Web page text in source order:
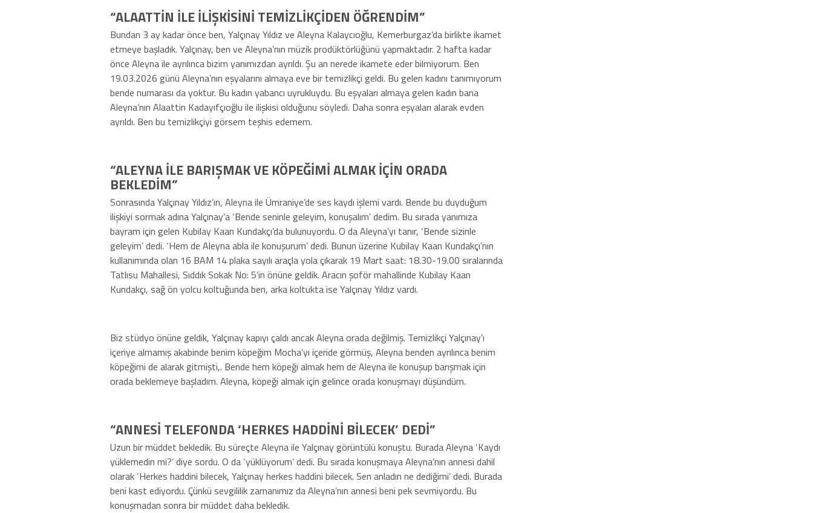
“ALAATTİN İLE İLİŞKİSİNİ TEMİZLİKÇİDEN ÖĞRENDİM”
Bundan 3 ay kadar önce ben, Yalçınay Yıldız ve Aleyna Kalaycıoğlu, Kemerburgaz’da birlikte ikamet
etmeye başladık. Yalçınay, ben ve Aleyna’nın müzik prodüktörlüğünü yapmaktadır. 2 hafta kadar
önce Aleyna ile ayrılınca bizim yanımızdan ayrıldı. Şu an nerede ikamete eder bilmiyorum. Ben
19.03.2026 günü Aleyna’nın eşyalarını almaya eve bir temizlikçi geldi. Bu gelen kadını tanımıyorum
bende numarası da yoktur. Bu kadın yabancı uyrukluydu. Bu eşyaları almaya gelen kadın bana
Aleyna’nın Alaattin Kadayıfçıoğlu ile ilişkisi olduğunu söyledi. Daha sonra eşyaları alarak evden
ayrıldı. Ben bu temizlikçiyi görsem teşhis edemem.
“ALEYNA İLE BARIŞMAK VE KÖPEĞİMİ ALMAK İÇİN ORADA
BEKLEDİM”
Sonrasında Yalçınay Yıldız’ın, Aleyna ile Ümraniye’de ses kaydı işlemi vardı. Bende bu duyduğum
ilişkiyi sormak adına Yalçınay’a ‘Bende seninle geleyim, konuşalım’ dedim. Bu sırada yanımıza
bayram için gelen Kubilay Kaan Kundakçı’da bulunuyordu. O da Aleyna’yı tanır, ‘Bende sizinle
geleyim’ dedi. ‘Hem de Aleyna abla ile konuşurum’ dedi. Bunun üzerine Kubilay Kaan Kundakçı’nın
kullanımında olan 16 BAM 14 plaka sayılı araçla yola çıkarak 19 Mart saat: 18.30-19.00 sıralarında
Tatlısu Mahallesi, Sıddık Sokak No: 5’in önüne geldik. Aracın şoför mahallinde Kubilay Kaan
Kundakçı, sağ ön yolcu koltuğunda ben, arka koltukta ise Yalçınay Yıldız vardı.
Biz stüdyo önüne geldik, Yalçınay kapıyı çaldı ancak Aleyna orada değilmiş. Temizlikçi Yalçınay’ı
içeriye almamış akabinde benim köpeğim Mocha’yı içeride görmüş, Aleyna benden ayrılınca benim
köpeğimi de alarak gitmişti,. Bende hem köpeği almak hem de Aleyna ile konuşup barışmak için
orada beklemeye başladım. Aleyna, köpeği almak için gelince orada konuşmayı düşündüm.
“ANNESİ TELEFONDA ‘HERKES HADDİNİ BİLECEK’ DEDİ”
Uzun bir müddet bekledik. Bu süreçte Aleyna ile Yalçınay görüntülü konuştu. Burada Aleyna ‘Kaydı
yüklemedin mi?’ diye sordu. O da ‘yüklüyorum’ dedi. Bu sırada konuşmaya Aleyna’nın annesi dahil
olarak ‘Herkes haddini bilecek, Yalçınay herkes haddini bilecek. Sen anladın ne dediğimi’ dedi. Burada
beni kast ediyordu. Çünkü sevgililik zamanımız da Aleyna’nın annesi beni pek sevmiyordu. Bu
konuşmadan sonra bir müddet daha bekledik.